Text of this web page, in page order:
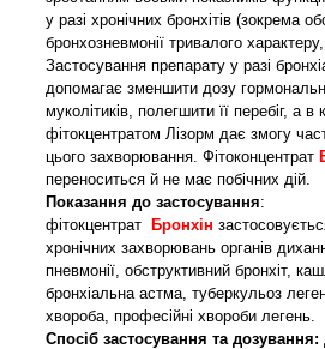
у разі хронічних бронхітів (зокрема
бронхозневмонії тривалого
Застосування препарату у разі
допомагає зменшити дозу
муколітиків, полегшити її перебіг, а в
фітокцентратом Лізорм дає змогу
цього захворювання. Фітоконцентрат
переноситься й не має побічних дій.
Показання до застосування:
фітокцентрат Бронхін
хронічних захворювань органів
пневмонії, обструктивний бронхіт,
бронхіальна астма, туберкульоз
хвороба, професійні хвороби легень.
Спосіб застосування та дозування: